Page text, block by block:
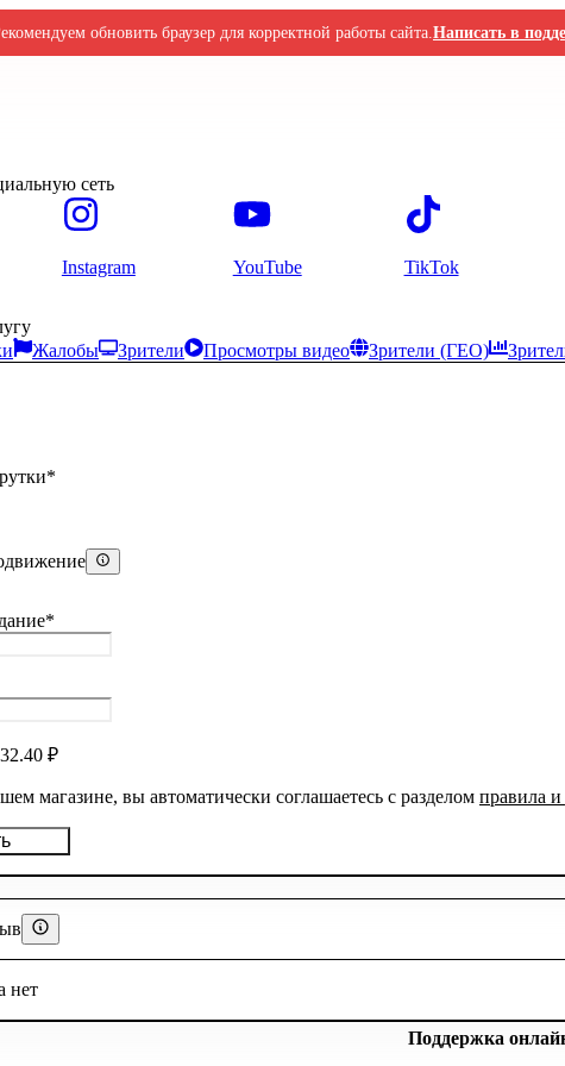
обновить браузер для корректной работы сайта.Написать в
сеть
Instagram YouTube TikTok
Жалобы Зрители Просмотры видео Зрители (ГЕО)
*
*
32.40 ₽
магазине, вы автоматически соглашаетесь с разделом правила и
нет
Поддержка